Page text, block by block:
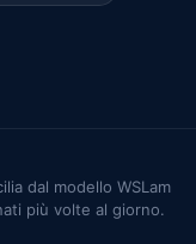
dal modello WSLam
più volte al giorno.